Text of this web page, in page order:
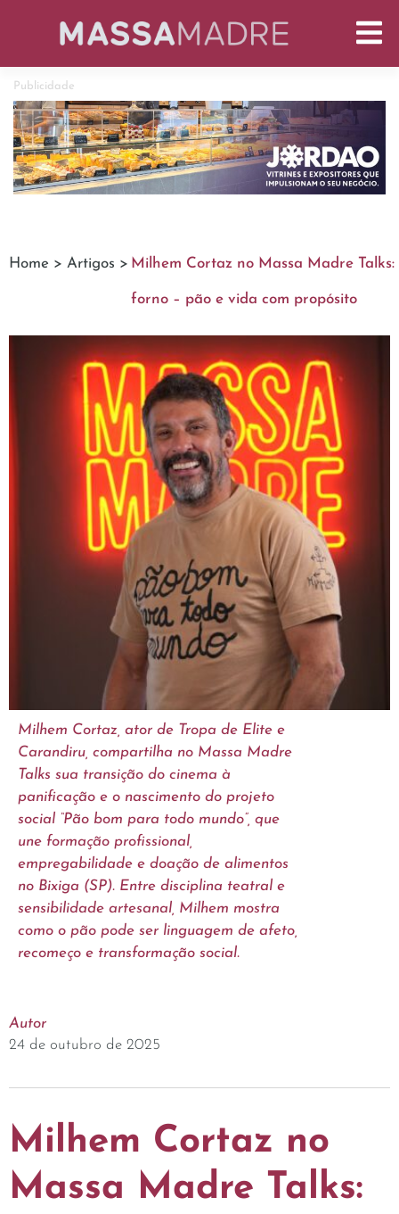
Publicidade
Home > Artigos > Milhem Cortaz no Massa Madre
forno – pão e vida com propósito
Milhem Cortaz, ator de Tropa de Elite e
Carandiru, compartilha no Massa Madre
Talks sua transição do cinema à
panificação e o nascimento do projeto
social “Pão bom para todo mundo”, que
une formação profissional,
empregabilidade e doação de alimentos
no Bixiga (SP). Entre disciplina teatral e
sensibilidade artesanal, Milhem mostra
como o pão pode ser linguagem de afeto,
recomeço e transformação social.
Autor
24 de outubro de 2025
Milhem Cortaz no
Massa Madre Talks: